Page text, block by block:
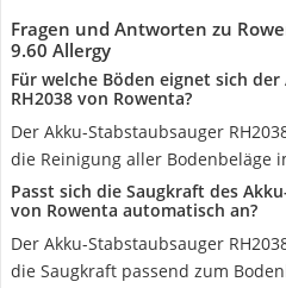
Fragen und Antworten zu
9.60 Allergy
Für welche Böden eignet sich
RH2038 von Rowenta?
Der Akku-Stabstaubsauger
die Reinigung aller Bodenbeläge
Passt sich die Saugkraft des
von Rowenta automatisch an?
Der Akku-Stabstaubsauger
die Saugkraft passend zum